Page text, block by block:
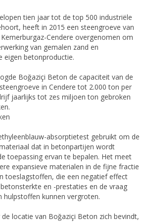
tien jaar tot de top 500 industriële
heeft in 2015 een steengroeve van
Cendere overgenomen om
van gemalen zand en
eigen betonproductie.
Boğaziçi Beton de capaciteit van de
in Cendere tot 2.000 ton per
jaarlijks tot zes miljoen ton gebroken
absorptietest gebruikt om de
dat in betonpartijen wordt
toepassing ervan te bepalen. Het meet
expansieve materialen in de fijne fractie
toeslagstoffen, die een negatief effect
en -prestaties en de vraag
hulpstoffen kunnen vergroten.
locatie van Boğaziçi Beton zich bevindt,